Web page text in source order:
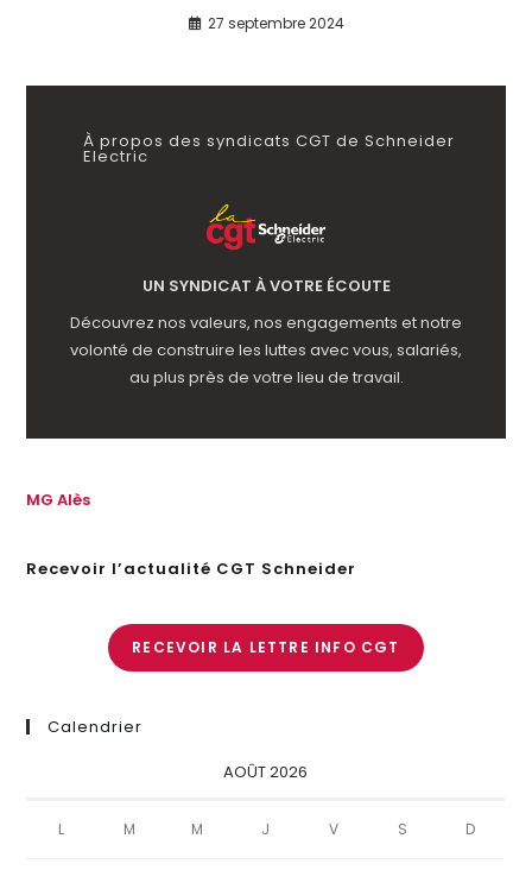
27 septembre 2024
À propos des syndicats CGT de Schneider
Electric
UN SYNDICAT À VOTRE ÉCOUTE
Découvrez nos valeurs, nos engagements et notre
volonté de construire les luttes avec vous, salariés,
au plus près de votre lieu de travail.
MG Alès
Recevoir l’actualité CGT Schneider
RECEVOIR LA LETTRE INFO CGT
Calendrier
AOÛT 2026
L M M J V S D